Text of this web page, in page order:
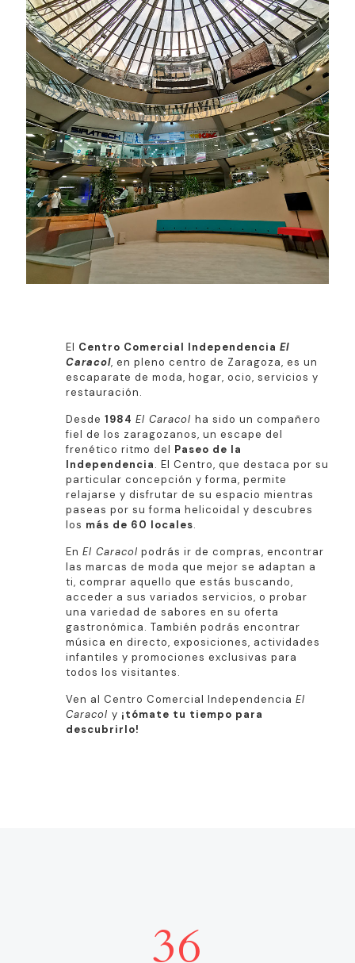
El Centro Comercial Independencia El
Caracol, en pleno centro de Zaragoza, es un
escaparate de moda, hogar, ocio, servicios y
restauración.
Desde 1984 El Caracol ha sido un compañero
fiel de los zaragozanos, un escape del
frenético ritmo del Paseo de la
Independencia. El Centro, que destaca por su
particular concepción y forma, permite
relajarse y disfrutar de su espacio mientras
paseas por su forma helicoidal y descubres
los más de 60 locales.
En El Caracol podrás ir de compras, encontrar
las marcas de moda que mejor se adaptan a
ti, comprar aquello que estás buscando,
acceder a sus variados servicios, o probar
una variedad de sabores en su oferta
gastronómica. También podrás encontrar
música en directo, exposiciones, actividades
infantiles y promociones exclusivas para
todos los visitantes.
Ven al Centro Comercial Independencia El
Caracol y ¡tómate tu tiempo para
descubrirlo!
36